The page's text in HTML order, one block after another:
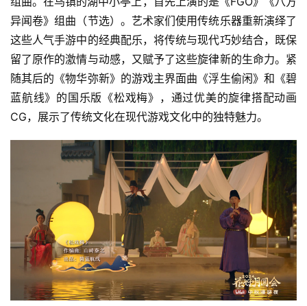
异闻卷》组曲（节选）。艺术家们使用传统乐器重新演绎了
这些人气手游中的经典配乐，将传统与现代巧妙结合，既保
留了原作的激情与动感，又赋予了这些旋律新的生命力。紧
随其后的《物华弥新》的游戏主界面曲《浮生偷闲》和《碧
蓝航线》的国乐版《松戏梅》，通过优美的旋律搭配动画
CG，展示了传统文化在现代游戏文化中的独特魅力。